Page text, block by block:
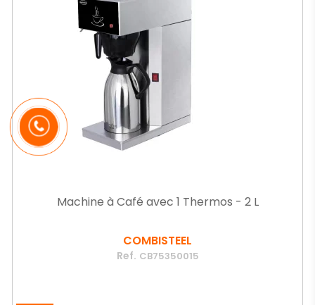
Machine à Café avec 1 Thermos - 2 L
COMBISTEEL
Ref. CB75350015